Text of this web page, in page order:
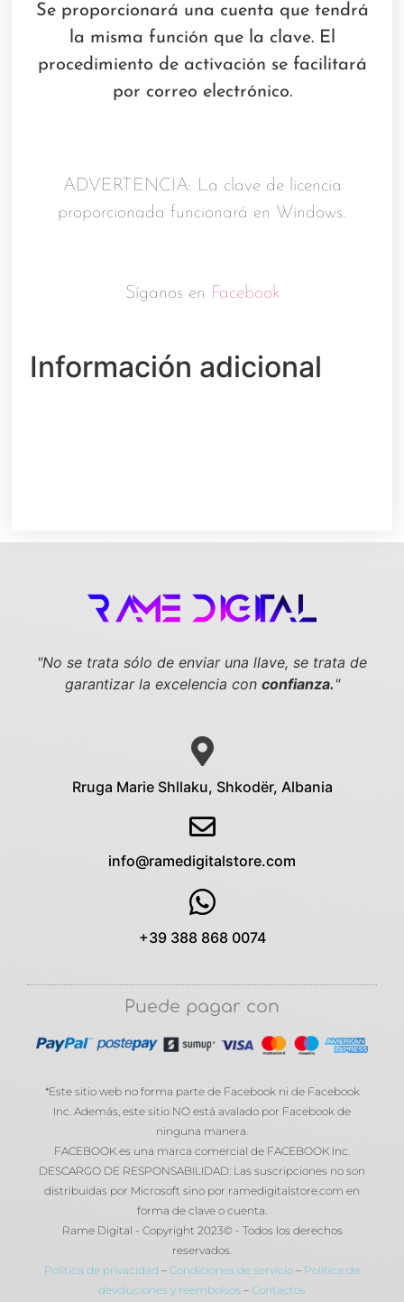
Se proporcionará una cuenta que tendrá
la misma función que la clave. El
procedimiento de activación se facilitará
por correo electrónico.
ADVERTENCIA: La clave de licencia
proporcionada funcionará en Windows.
Síganos en Facebook
Información adicional
"No se trata sólo de enviar una llave, se trata de
garantizar la excelencia con confianza."
Rruga Marie Shllaku, Shkodër, Albania
info@ramedigitalstore.com
+39 388 868 0074
Puede pagar con
*Este sitio web no forma parte de Facebook ni de Facebook
Inc. Además, este sitio NO está avalado por Facebook de
ninguna manera.
FACEBOOK es una marca comercial de FACEBOOK Inc.
DESCARGO DE RESPONSABILIDAD: Las suscripciones no son
distribuidas por Microsoft sino por ramedigitalstore.com en
forma de clave o cuenta.
Rame Digital - Copyright 2023© - Todos los derechos
reservados.
Política de privacidad – Condiciones de servicio – Política de
devoluciones y reembolsos – Contactos